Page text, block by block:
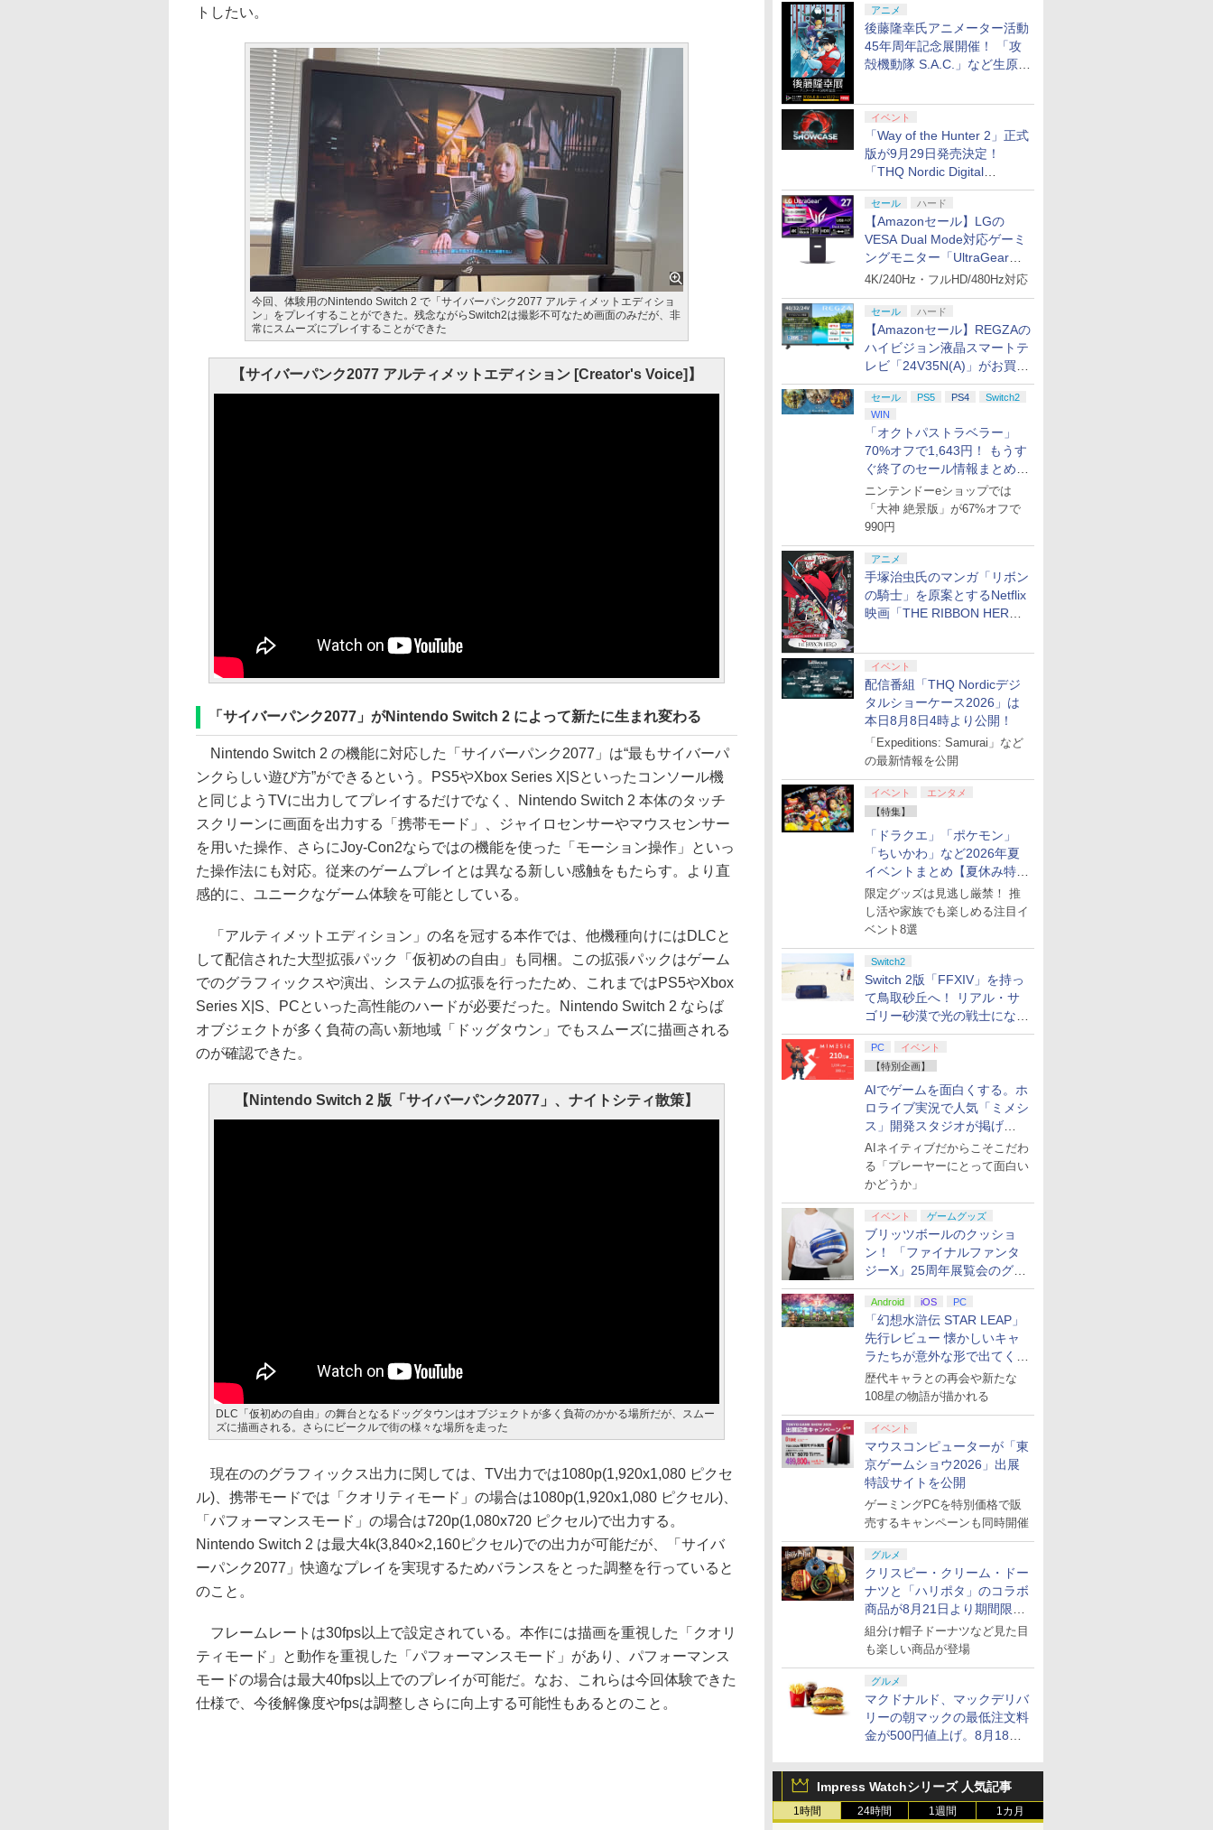
アニメ
後藤隆幸氏アニメーター活動
45年周年記念展開催！ 「攻
殻機動隊 S.A.C.」など生原
イベント
「Way of the Hunter 2」正式
版が9月29日発売決定！
「THQ Nordic Digital
Showcase 2026」まとめ
セール ハード
【Amazonセール】LGの
VESA Dual Mode対応ゲーミ
ングモニター「UltraGear
27G850A-B」がお買い得！
4K/240Hz・フルHD/480Hz対応
セール ハード
【Amazonセール】REGZAの
ハイビジョン液晶スマートテ
レビ「24V35N(A)」がお買い
得！
セール PS5 PS4
Switch2
WIN
「オクトパストラベラー」
70%オフで1,643円！ もうす
ぐ終了のセール情報まとめ
【8月8日更新】
ニンテンドーeショップでは
「大神 絶景版」が67%オフで
990円
アニメ
手塚治虫氏のマンガ「リボン
の騎士」を原案とするNetflix
映画「THE RIBBON HERO
イベント
配信番組「THQ Nordicデジ
タルショーケース2026」は
本日8月8日4時より公開！
「Expeditions: Samurai」など
の最新情報を公開
イベント
エンタメ
【特集】
「ドラクエ」「ポケモン」
「ちいかわ」など2026年夏
イベントまとめ【夏休み特
集】
限定グッズは見逃し厳禁！ 推
し活や家族でも楽しめる注目イ
ベント8選
Switch2
Switch 2版「FFXIV」を持っ
て鳥取砂丘へ！ リアル・サ
ゴリー砂漠で光の戦士になっ
てみた
PC
イベント
【特別企画】
AIでゲームを面白くする。ホ
ロライブ実況で人気「ミメシ
ス」開発スタジオが掲げ
る“AI活用の信念”とは？【講
演レポート】
AIネイティブだからこそこだわ
る「プレーヤーにとって面白い
かどうか」
イベント ゲームグッズ
ブリッツボールのクッショ
ン！ 「ファイナルファンタ
ジーX」25周年展覧会のグッ
ズ情報が公開
Android iOS PC
「幻想水滸伝 STAR LEAP」
先行レビュー 懐かしいキャ
ラたちが意外な形で出てくる
シリーズ完全新作！
歴代キャラとの再会や新たな
108星の物語が描かれる
イベント
マウスコンピューターが「東
京ゲームショウ2026」出展
特設サイトを公開
ゲーミングPCを特別価格で販
売するキャンペーンも同時開催
グルメ
クリスピー・クリーム・ドー
ナツと「ハリポタ」のコラボ
商品が8月21日より期間限定
で発売
組分け帽子ドーナツなど見た目
も楽しい商品が登場
グルメ
マクドナルド、マックデリバ
リーの朝マックの最低注文料
金が500円値上げ。8月18日
Impress Watchシリーズ 人気記事
1時間 24時間 1週間 1カ月
トしたい。
今回、体験用のNintendo Switch 2 で「サイバーパンク2077 アルティメットエディショ
ン」をプレイすることができた。残念ながらSwitch2は撮影不可なため画面のみだが、非
常にスムーズにプレイすることができた
【サイバーパンク2077 アルティメットエディション [Creator's Voice]】
「サイバーパンク2077」がNintendo Switch 2 によって新たに生まれ変わる
Nintendo Switch 2 の機能に対応した「サイバーパンク2077」は“最もサイバーパ
ンクらしい遊び方”ができるという。PS5やXbox Series X|Sといったコンソール機
と同じようTVに出力してプレイするだけでなく、Nintendo Switch 2 本体のタッチ
スクリーンに画面を出力する「携帯モード」、ジャイロセンサーやマウスセンサー
を用いた操作、さらにJoy-Con2ならではの機能を使った「モーション操作」といっ
た操作法にも対応。従来のゲームプレイとは異なる新しい感触をもたらす。より直
感的に、ユニークなゲーム体験を可能としている。
「アルティメットエディション」の名を冠する本作では、他機種向けにはDLCと
して配信された大型拡張パック「仮初めの自由」も同梱。この拡張パックはゲーム
でのグラフィックスや演出、システムの拡張を行ったため、これまではPS5やXbox
Series X|S、PCといった高性能のハードが必要だった。Nintendo Switch 2 ならば
オブジェクトが多く負荷の高い新地域「ドッグタウン」でもスムーズに描画される
のが確認できた。
【Nintendo Switch 2 版「サイバーパンク2077」、ナイトシティ散策】
DLC「仮初めの自由」の舞台となるドッグタウンはオブジェクトが多く負荷のかかる場所だが、スムー
ズに描画される。さらにビークルで街の様々な場所を走った
現在ののグラフィックス出力に関しては、TV出力では1080p(1,920x1,080 ピクセ
ル)、携帯モードでは「クオリティモード」の場合は1080p(1,920x1,080 ピクセル)、
「パフォーマンスモード」の場合は720p(1,080x720 ピクセル)で出力する。
Nintendo Switch 2 は最大4k(3,840×2,160ピクセル)での出力が可能だが、「サイバ
ーパンク2077」快適なプレイを実現するためバランスをとった調整を行っていると
のこと。
フレームレートは30fps以上で設定されている。本作には描画を重視した「クオリ
ティモード」と動作を重視した「パフォーマンスモード」があり、パフォーマンス
モードの場合は最大40fps以上でのプレイが可能だ。なお、これらは今回体験できた
仕様で、今後解像度やfpsは調整しさらに向上する可能性もあるとのこと。